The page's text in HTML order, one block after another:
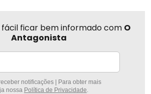
fácil ficar bem informado com O
Antagonista
notificações | Para obter mais
nossa Política de Privacidade